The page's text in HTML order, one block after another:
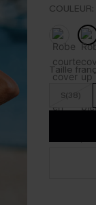
COULEUR:
Taille
S(38)